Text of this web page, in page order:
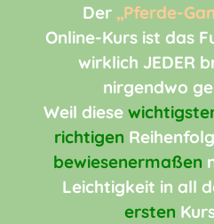
Der „Pferde-
Online-Kurs ist das
wirklich JEDER
nirgendwo
Weil diese
richtigen
bewiesenermaßen
Leichtigkeit in all
ersten